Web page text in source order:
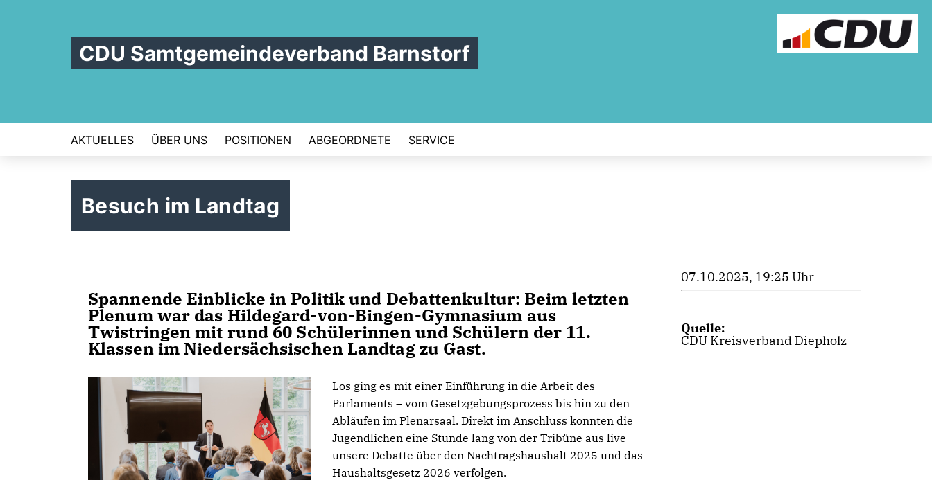
CDU Samtgemeindeverband Barnstorf
AKTUELLES ÜBER UNS POSITIONEN ABGEORDNETE SERVICE
Besuch im Landtag
Spannende Einblicke in Politik und Debattenkultur: Beim letzten
Plenum war das Hildegard-von-Bingen-Gymnasium aus
Twistringen mit rund 60 Schülerinnen und Schülern der 11.
Klassen im Niedersächsischen Landtag zu Gast.
Los ging es mit einer Einführung in die Arbeit des
Parlaments – vom Gesetzgebungsprozess bis hin zu den
Abläufen im Plenarsaal. Direkt im Anschluss konnten die
Jugendlichen eine Stunde lang von der Tribüne aus live
unsere Debatte über den Nachtragshaushalt 2025 und das
Haushaltsgesetz 2026 verfolgen.
07.10.2025, 19:25 Uhr
Quelle:
CDU Kreisverband Diepholz